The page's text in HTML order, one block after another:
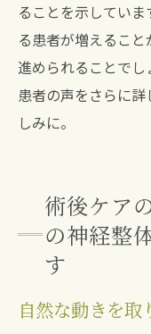
ることを示してい
る患者が増えるこ
進められることで
患者の声をさらに
しみに。
術後ケア
の神経整
す
自然な動きを